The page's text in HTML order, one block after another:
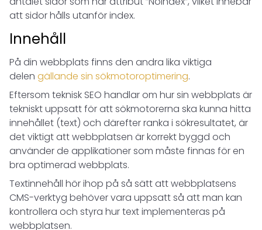
att sidor hålls utanför index.
Innehåll
På din webbplats finns den andra lika viktiga
delen gällande sin sökmotoroptimering.
Eftersom teknisk SEO handlar om hur sin webbplats är
tekniskt uppsatt för att sökmotorerna ska kunna hitta
innehållet (text) och därefter ranka i sökresultatet, är
det viktigt att webbplatsen är korrekt byggd och
använder de applikationer som måste finnas för en
bra optimerad webbplats.
Textinnehåll hör ihop på så sätt att webbplatsens
CMS-verktyg behöver vara uppsatt så att man kan
kontrollera och styra hur text implementeras på
webbplatsen.